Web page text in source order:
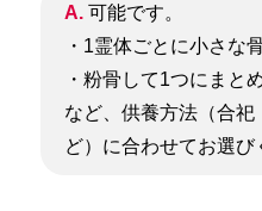
A.可能です。
・1霊体ごとに小さな
・粉骨して1つにまと
など、供養方法（合
ど）に合わせてお選び